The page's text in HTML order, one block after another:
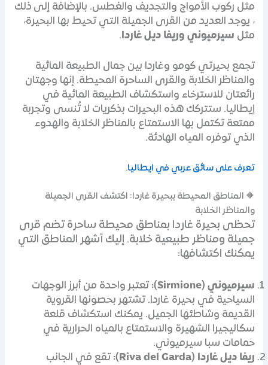
مثل ركوب الأمواج والتجديف والغطس. بالإضافة إلى ذلك
، يوجد العديد من القرى الجميلة التي تحيط بها البحيرة،
مثل سيرميوني وريفا ديل غاردا.
تجمع بحيرتي كومو وغاردا بين جمال الطبيعة المائية
والمناظر الخلابة والقرى الساحرة المحيطة. إنها وجهتان
رائعتان للاسترخاء واستكشاف الطبيعة المائية في
إيطاليا. ستتركك هذه البحيرات بذكريات لا تُنسى وتجربة
ممتعة تكتمل بها الاستمتاع بالمناظر الخلابة والهدوء
الذي توفره المياه الهادئة.
تعرف على سائق عربي في ايطاليا.
🔶 المناطق المحيطة ببحيرة غاردا: اكتشف القرى الجميلة
والمناظر الخلابة
تحظى بحيرة غاردا بمناطق محيطة ساحرة تضم قرى
جميلة ومناظر طبيعية خلابة. إليك أشهر المناطق التي
يمكنك اكتشافها:
سيرميوني (Sirmione):
تعتبر واحدة من أبرز الوجهات
السياحية في بحيرة غاردا. تشتهر بحصونها القروية
القديمة وشاطئها الجميل. يمكنك استكشاف قلعة
سكاليجيرا الشهيرة والاستمتاع بالمياه الحرارية في
حمامات سبا سيرميوني.
ريفا ديل غاردا (Riva del Garda):
تقع في الجانب